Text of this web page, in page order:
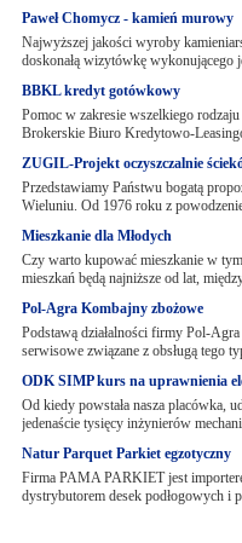
Paweł Chomycz - kamień murowy
Najwyższej jakości wyroby
doskonałą wizytówkę wykonującego
BBKL kredyt gotówkowy
Pomoc w zakresie wszelkiego
Brokerskie Biuro Kredytowo-
ZUGIL-Projekt oczyszczalnie
Przedstawiamy Państwu bogatą
Wieluniu. Od 1976 roku z
Mieszkanie dla Młodych
Czy warto kupować mieszkanie w
mieszkań będą najniższe od lat,
Pol-Agra Kombajny zbożowe
Podstawą działalności firmy Pol-
serwisowe związane z obsługą tego
ODK SIMP kurs na uprawnienia
Od kiedy powstała nasza placówka,
jedenaście tysięcy inżynierów
Natur Parquet Parkiet egzotyczny
Firma PAMA PARKIET jest
dystrybutorem desek podłogowych i